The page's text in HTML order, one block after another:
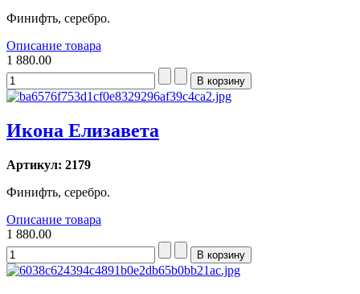
Финифть, серебро.
Описание товара
1 880.00
Икона Елизавета
Артикул: 2179
Финифть, серебро.
Описание товара
1 880.00